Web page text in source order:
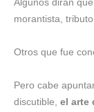
Algunos dirán
morantista,
Otros que fue
Pero cabe
discutible, el arte